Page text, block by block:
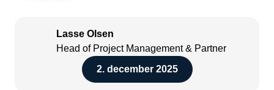
Lasse Olsen
Head of Project Management & Partner
2. december 2025